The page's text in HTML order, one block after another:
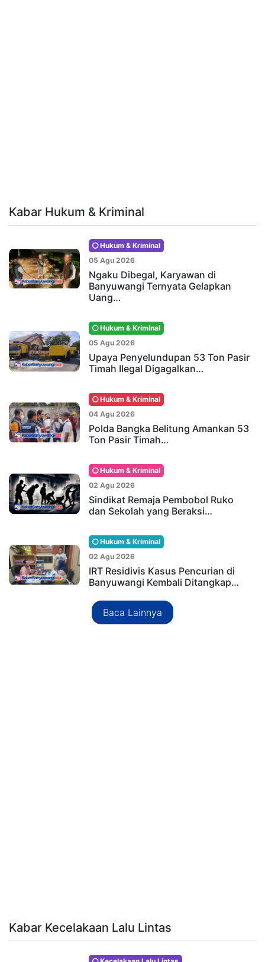
Kabar Hukum & Kriminal
Hukum & Kriminal
05 Agu 2026
Ngaku Dibegal, Karyawan di
Banyuwangi Ternyata Gelapkan
Uang…
Hukum & Kriminal
05 Agu 2026
Upaya Penyelundupan 53 Ton Pasir
Timah Ilegal Digagalkan…
Hukum & Kriminal
04 Agu 2026
Polda Bangka Belitung Amankan 53
Ton Pasir Timah…
Hukum & Kriminal
02 Agu 2026
Sindikat Remaja Pembobol Ruko
dan Sekolah yang Beraksi…
Hukum & Kriminal
02 Agu 2026
IRT Residivis Kasus Pencurian di
Banyuwangi Kembali Ditangkap…
Baca Lainnya
Kabar Kecelakaan Lalu Lintas